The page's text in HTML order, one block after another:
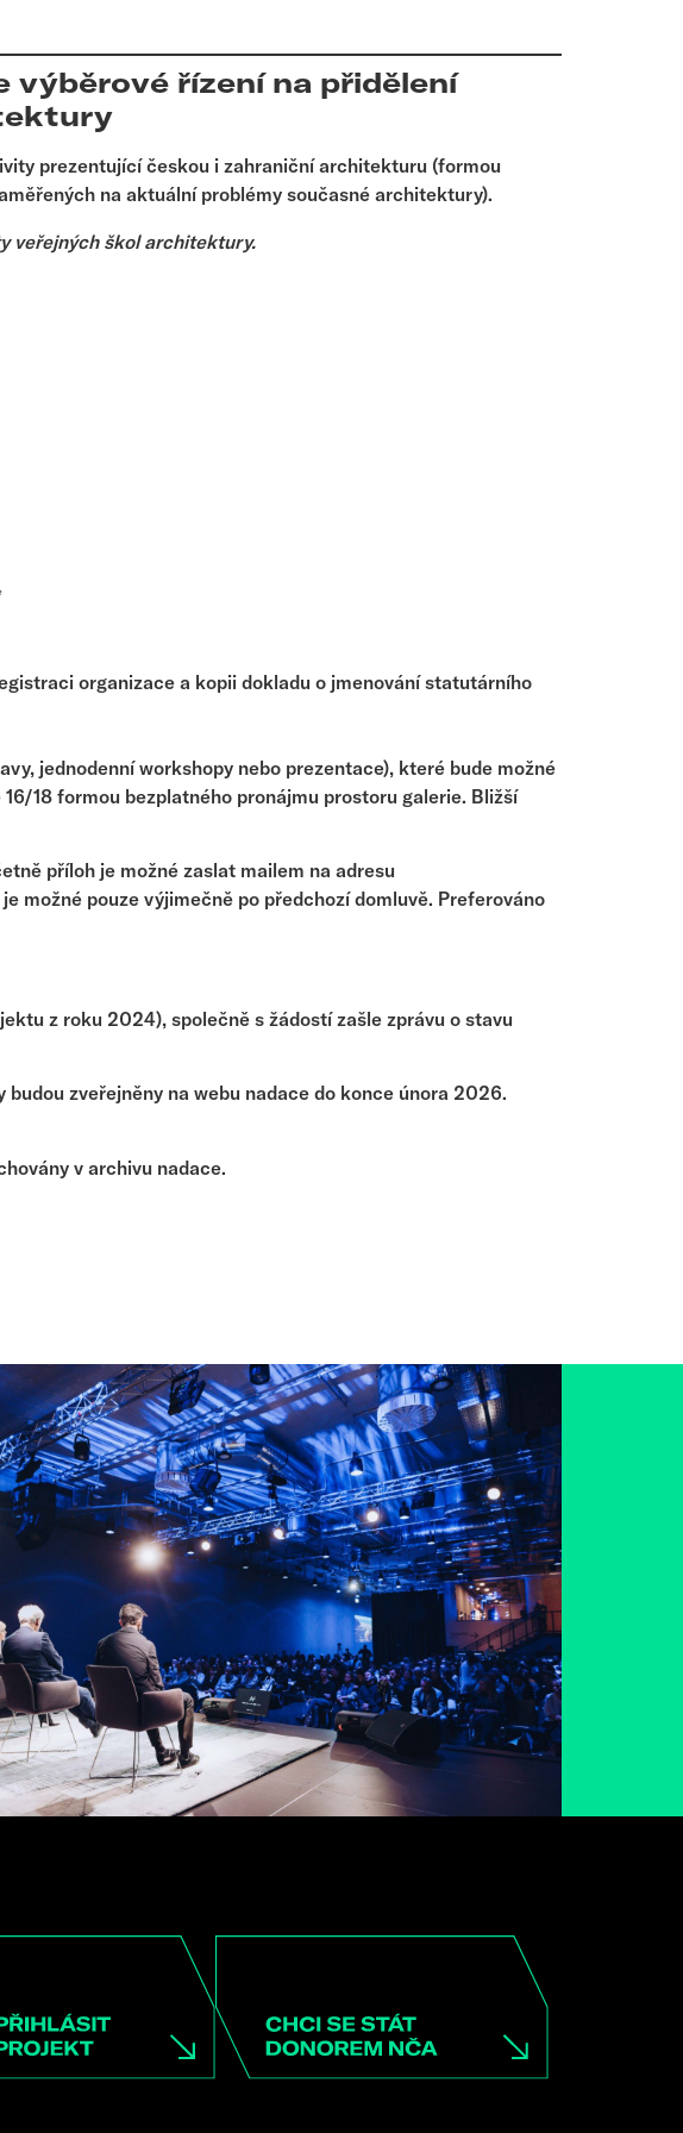
výběrové řízení na přidělení
prezentující českou i zahraniční architekturu (formou
na aktuální problémy současné architektury).
veřejných škol architektury.
organizace a kopii dokladu o jmenování statutárního
jednodenní workshopy nebo prezentace), které bude možné
18 formou bezplatného pronájmu prostoru galerie. Bližší
příloh je možné zaslat mailem na adresu
možné pouze výjimečně po předchozí domluvě. Preferováno
z roku 2024), společně s žádostí zašle zprávu o stavu
zveřejněny na webu nadace do konce února 2026.
v archivu nadace.